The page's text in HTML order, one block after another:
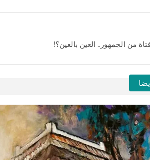
من الجمهور.. العين بالعين؟!